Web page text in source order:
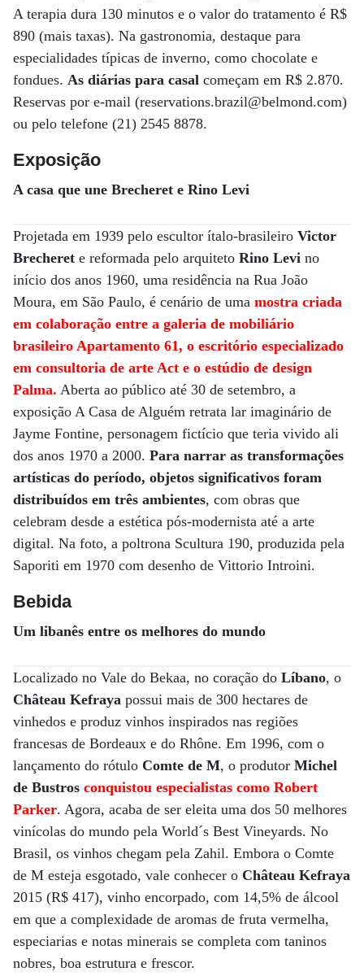
A terapia dura 130 minutos e o valor do tratamento é R$
890 (mais taxas). Na gastronomia, destaque para
especialidades típicas de inverno, como chocolate e
fondues. As diárias para casal começam em R$ 2.870.
Reservas por e-mail (reservations.brazil@belmond.com)
ou pelo telefone (21) 2545 8878.
Exposição
A casa que une Brecheret e Rino Levi
Projetada em 1939 pelo escultor ítalo-brasileiro Victor
Brecheret e reformada pelo arquiteto Rino Levi no
início dos anos 1960, uma residência na Rua João
Moura, em São Paulo, é cenário de uma mostra criada
em colaboração entre a galeria de mobiliário
brasileiro Apartamento 61, o escritório especializado
em consultoria de arte Act e o estúdio de design
Palma. Aberta ao público até 30 de setembro, a
exposição A Casa de Alguém retrata lar imaginário de
Jayme Fontine, personagem fictício que teria vivido ali
dos anos 1970 a 2000. Para narrar as transformações
artísticas do período, objetos significativos foram
distribuídos em três ambientes, com obras que
celebram desde a estética pós-modernista até a arte
digital. Na foto, a poltrona Scultura 190, produzida pela
Saporiti em 1970 com desenho de Vittorio Introini.
Bebida
Um libanês entre os melhores do mundo
Localizado no Vale do Bekaa, no coração do Líbano, o
Château Kefraya possui mais de 300 hectares de
vinhedos e produz vinhos inspirados nas regiões
francesas de Bordeaux e do Rhône. Em 1996, com o
lançamento do rótulo Comte de M, o produtor Michel
de Bustros conquistou especialistas como Robert
Parker. Agora, acaba de ser eleita uma dos 50 melhores
vinícolas do mundo pela World´s Best Vineyards. No
Brasil, os vinhos chegam pela Zahil. Embora o Comte
de M esteja esgotado, vale conhecer o Château Kefraya
2015 (R$ 417), vinho encorpado, com 14,5% de álcool
em que a complexidade de aromas de fruta vermelha,
especiarias e notas minerais se completa com taninos
nobres, boa estrutura e frescor.